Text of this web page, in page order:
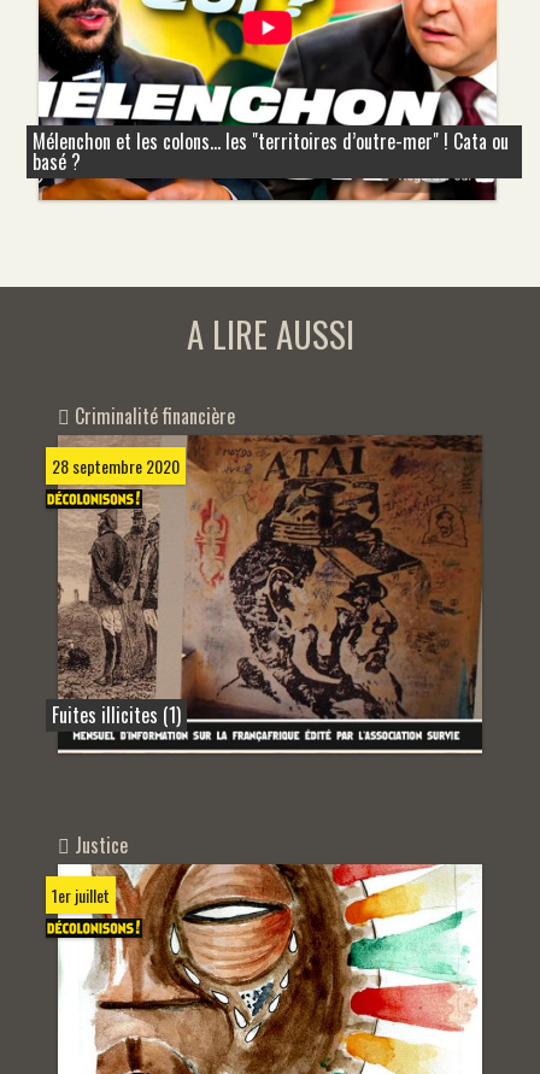
Mélenchon et les colons... les "territoires d’outre-mer" ! Cata ou
basé ?
A LIRE AUSSI
Criminalité financière
28 septembre 2020
Fuites illicites (1)
Justice
1er juillet